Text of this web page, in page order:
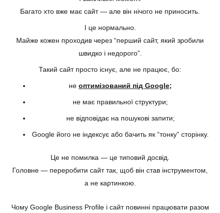
Багато хто вже має сайт — але він нічого не приносить.
І це нормально.
Майже кожен проходив через “перший сайт, який зробили
швидко і недорого”.
Такий сайт просто існує, але не працює, бо:
не оптимізований під Google;
не має правильної структури;
не відповідає на пошукові запити;
Google його не індексує або бачить як “тонку” сторінку.
Це не помилка — це типовий досвід.
Головне — переробити сайт так, щоб він став інструментом,
а не картинкою.
Чому Google Business Profile і сайт повинні працювати разом